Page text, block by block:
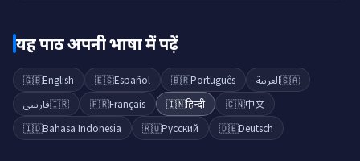
यह पाठ अपनी भाषा में पढ़ें
🇬🇧English 🇪🇸Español 🇧🇷Português 🇸🇦العربية
🇮🇷فارسی 🇫🇷Français 🇮🇳हिन्दी 🇨🇳中文
🇮🇩Bahasa Indonesia 🇷🇺Русский 🇩🇪Deutsch